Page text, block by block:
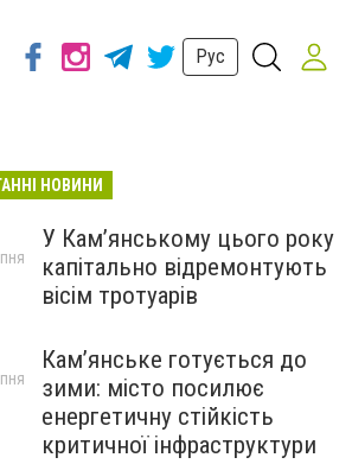
Рус
НОВИНИ
У Кам’янському цього року
капітально відремонтують
вісім тротуарів
Кам’янське готується до
зими: місто посилює
енергетичну стійкість
критичної інфраструктури